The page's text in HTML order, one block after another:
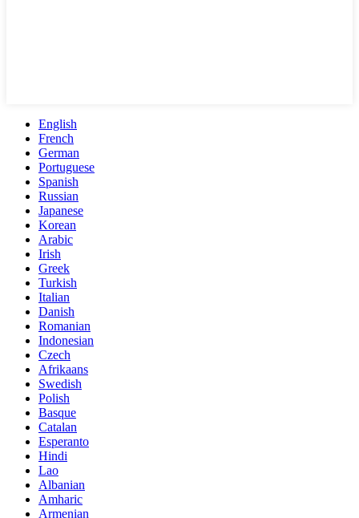
English
French
German
Portuguese
Spanish
Russian
Japanese
Korean
Arabic
Irish
Greek
Turkish
Italian
Danish
Romanian
Indonesian
Czech
Afrikaans
Swedish
Polish
Basque
Catalan
Esperanto
Hindi
Lao
Albanian
Amharic
Armenian